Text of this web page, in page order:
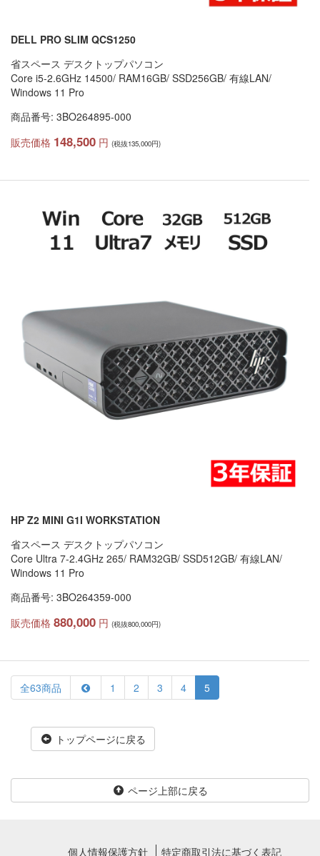
DELL PRO SLIM QCS1250
省スペース デスクトップパソコン
Core i5-2.6GHz 14500/ RAM16GB/ SSD256GB/ 有線LAN/
Windows 11 Pro
商品番号: 3BO264895-000
販売価格 148,500 円 (税抜135,000円)
HP Z2 MINI G1I WORKSTATION
省スペース デスクトップパソコン
Core Ultra 7-2.4GHz 265/ RAM32GB/ SSD512GB/ 有線LAN/
Windows 11 Pro
商品番号: 3BO264359-000
販売価格 880,000 円 (税抜800,000円)
全63商品 1 2 3 4 5
トップページに戻る
ページ上部に戻る
個人情報保護方針 特定商取引法に基づく表記